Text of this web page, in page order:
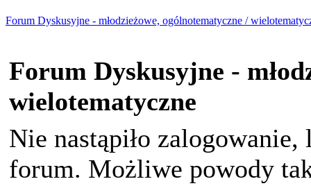
Forum Dyskusyjne - młodzieżowe, ogólnotematyczne /
Forum Dyskusyjne -
wielotematyczne
Nie nastąpiło
forum. Możliwe powody